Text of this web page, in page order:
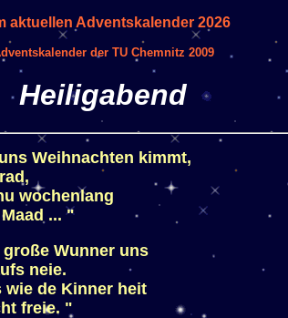
aktuellen Adventskalender 2026
der TU Chemnitz 2009
Heiligabend
Weihnachten kimmt,
wochenlang
... "
Wunner uns
neie.
wie de Kinner heit
freie. "